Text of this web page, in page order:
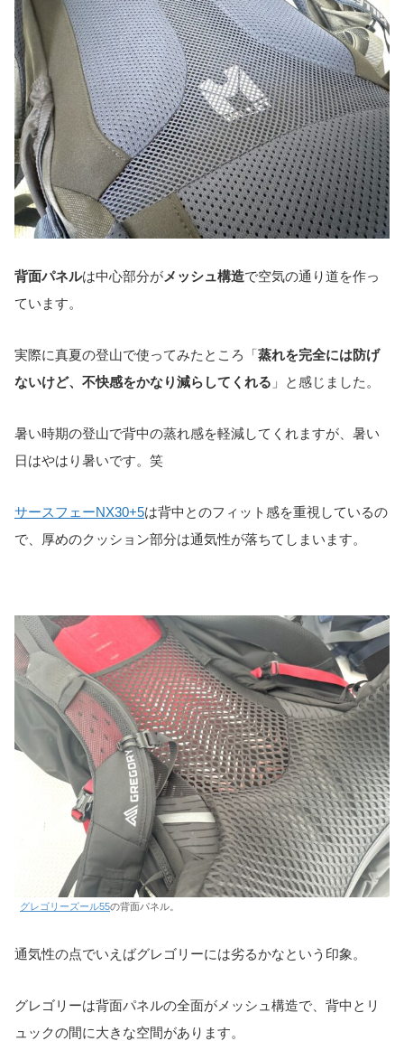
背面パネルは中心部分がメッシュ構造で空気の通り道を作っ
ています。
実際に真夏の登山で使ってみたところ「 蒸れを完全には防げ
ないけど、不快感をかなり減らしてくれる 」と感じました。
暑い時期の登山で背中の蒸れ感を軽減してくれますが、暑い
日はやはり暑いです。笑
サースフェーNX30+5は背中とのフィット感を重視しているの
で、厚めのクッション部分は通気性が落ちてしまいます。
グレゴリーズール55の背面パネル。
通気性の点でいえばグレゴリーには劣るかなという印象。
グレゴリーは背面パネルの全面がメッシュ構造で、背中とリ
ュックの間に大きな空間があります。